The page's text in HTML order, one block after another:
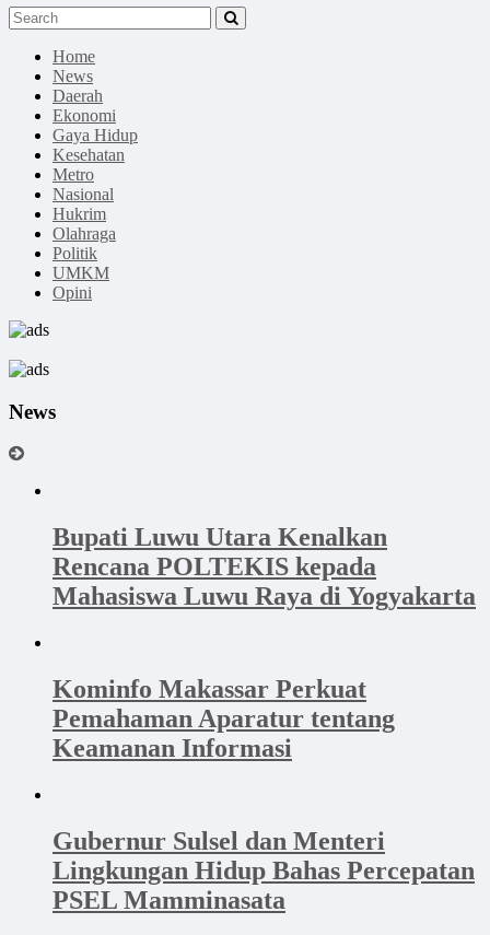
Home
News
Daerah
Ekonomi
Gaya Hidup
Kesehatan
Metro
Nasional
Hukrim
Olahraga
Politik
UMKM
Opini
News
Bupati Luwu Utara Kenalkan
Rencana POLTEKIS kepada
Mahasiswa Luwu Raya di Yogyakarta
Kominfo Makassar Perkuat
Pemahaman Aparatur tentang
Keamanan Informasi
Gubernur Sulsel dan Menteri
Lingkungan Hidup Bahas Percepatan
PSEL Mamminasata